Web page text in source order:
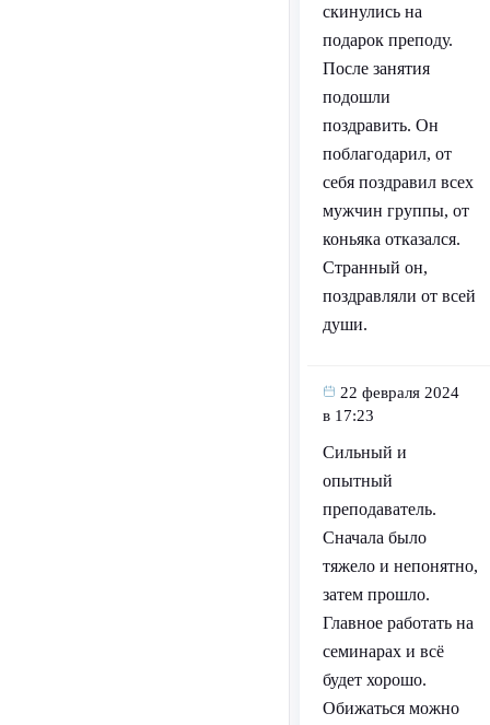
скинулись на
подарок преподу.
После занятия
подошли
поздравить. Он
поблагодарил, от
себя поздравил всех
мужчин группы, от
коньяка отказался.
Странный он,
поздравляли от всей
души.
22 февраля 2024
в 17:23
Сильный и
опытный
преподаватель.
Сначала было
тяжело и непонятно,
затем прошло.
Главное работать на
семинарах и всё
будет хорошо.
Обижаться можно